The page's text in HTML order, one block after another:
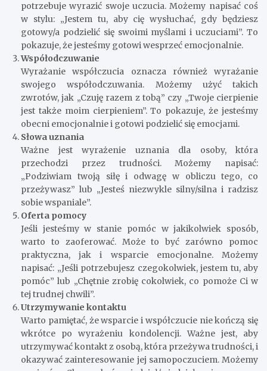
potrzebuje wyrazić swoje uczucia. Możemy napisać coś
w stylu: „Jestem tu, aby cię wysłuchać, gdy będziesz
gotowy/a podzielić się swoimi myślami i uczuciami”. To
pokazuje, że jesteśmy gotowi wesprzeć emocjonalnie.
Współodczuwanie
Wyrażanie współczucia oznacza również wyrażanie
swojego współodczuwania. Możemy użyć takich
zwrotów, jak „Czuję razem z tobą” czy „Twoje cierpienie
jest także moim cierpieniem”. To pokazuje, że jesteśmy
obecni emocjonalnie i gotowi podzielić się emocjami.
Słowa uznania
Ważne jest wyrażenie uznania dla osoby, która
przechodzi przez trudności. Możemy napisać:
„Podziwiam twoją siłę i odwagę w obliczu tego, co
przeżywasz” lub „Jesteś niezwykle silny/silna i radzisz
sobie wspaniale”.
Oferta pomocy
Jeśli jesteśmy w stanie pomóc w jakikolwiek sposób,
warto to zaoferować. Może to być zarówno pomoc
praktyczna, jak i wsparcie emocjonalne. Możemy
napisać: „Jeśli potrzebujesz czegokolwiek, jestem tu, aby
pomóc” lub „Chętnie zrobię cokolwiek, co pomoże Ci w
tej trudnej chwili”.
Utrzymywanie kontaktu
Warto pamiętać, że wsparcie i współczucie nie kończą się
wkrótce po wyrażeniu kondolencji. Ważne jest, aby
utrzymywać kontakt z osobą, która przeżywa trudności, i
okazywać zainteresowanie jej samopoczuciem. Możemy